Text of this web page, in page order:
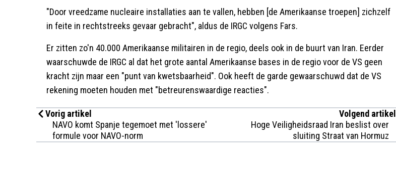
"Door vreedzame nucleaire installaties aan te vallen, hebben [de Amerikaanse troepen] zichzelf
in feite in rechtstreeks gevaar gebracht", aldus de IRGC volgens Fars.
Er zitten zo'n 40.000 Amerikaanse militairen in de regio, deels ook in de buurt van Iran. Eerder
waarschuwde de IRGC al dat het grote aantal Amerikaanse bases in de regio voor de VS geen
kracht zijn maar een "punt van kwetsbaarheid". Ook heeft de garde gewaarschuwd dat de VS
rekening moeten houden met "betreurenswaardige reacties".
Vorig artikel
NAVO komt Spanje tegemoet met 'lossere'
formule voor NAVO-norm
Volgend artikel
Hoge Veiligheidsraad Iran beslist over
sluiting Straat van Hormuz